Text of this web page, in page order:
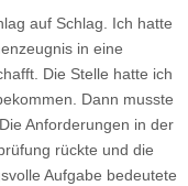
auf Schlag. Ich hatte
in eine
Die Stelle hatte ich
Dann musste
Anforderungen in der
rückte und die
Aufgabe bedeutete